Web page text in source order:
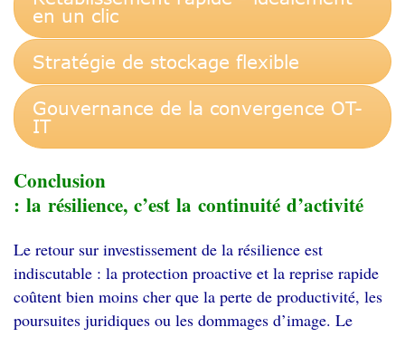
en un clic
Stratégie de stockage flexible
Gouvernance de la convergence OT-
IT
Conclusion
: la résilience, c’est la continuité d’activité
Le retour sur investissement de la résilience est
indiscutable : la protection proactive et la reprise rapide
coûtent bien moins cher que la perte de productivité, les
poursuites juridiques ou les dommages d’image. Le